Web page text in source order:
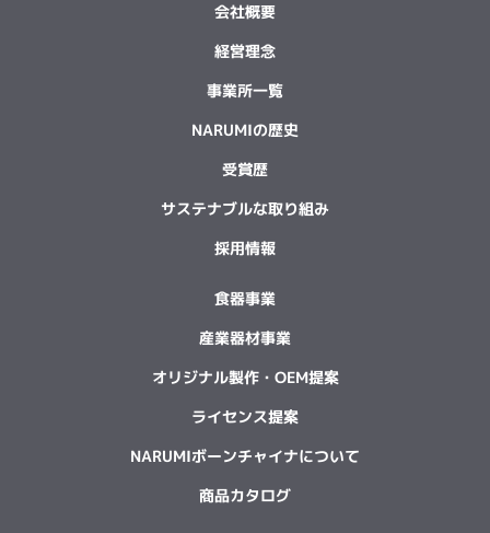
会社概要
経営理念
事業所一覧
NARUMIの歴史
受賞歴
サステナブルな取り組み
採用情報
食器事業
産業器材事業
オリジナル製作・OEM提案
ライセンス提案
NARUMIボーンチャイナについて
商品カタログ